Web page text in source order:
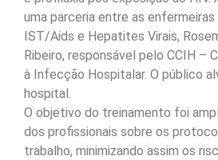
uma parceria entre as
IST/Aids e Hepatites Virais,
Ribeiro, responsável pelo CCIH –
à Infecção Hospitalar. O público
hospital.
O objetivo do treinamento foi
dos profissionais sobre os
trabalho, minimizando assim os